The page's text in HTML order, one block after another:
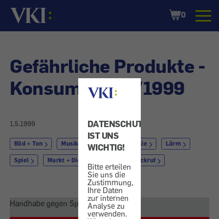
DATENSCHUTZ
IST UNS
WICHTIG!
Bitte erteilen
Sie uns die
Zustimmung,
Ihre Daten
zur internen
Analyse zu
verwenden.
Startseite
Shopping
Cart
0
Gefährliche Produkte -
Konsument 05/1999
1.5.1999
Bild + Ton Musik Freizeit + Familie Lärm
Spiel Markt + Dienstleistung Rückruf
Handhabe gegen Spielzeugpistolen